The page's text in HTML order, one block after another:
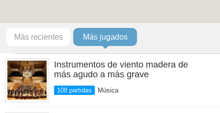
Más recientes Más jugados
Instrumentos de viento madera de
más agudo a más grave
108 partidas Música